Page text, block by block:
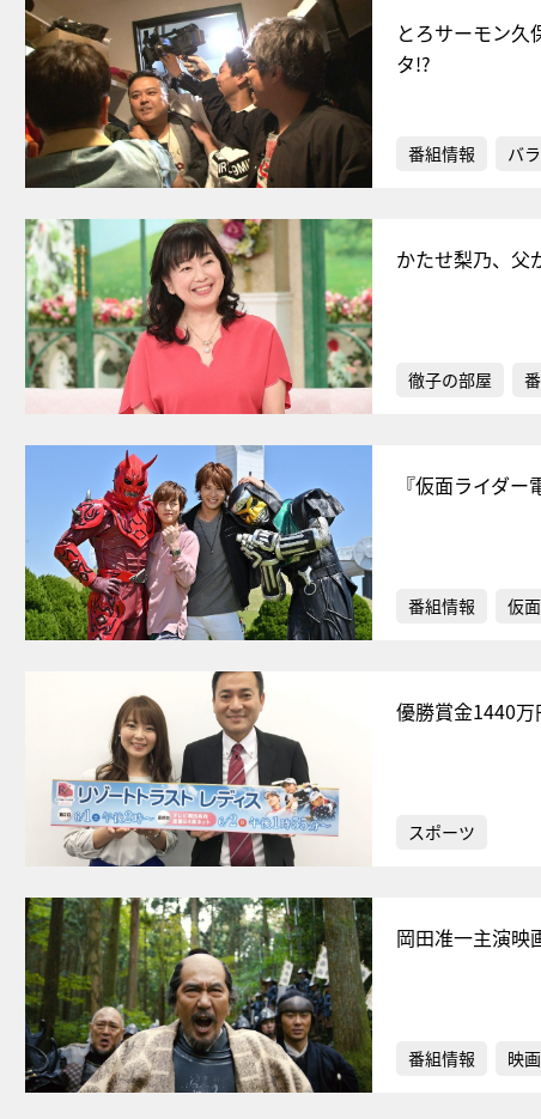
とろサーモン久
タ!?
番組情報 バ
かたせ梨乃、父
徹子の部屋
『仮面ライダ
番組情報 仮
優勝賞金1440
スポーツ
岡田准一主演映
番組情報 映画